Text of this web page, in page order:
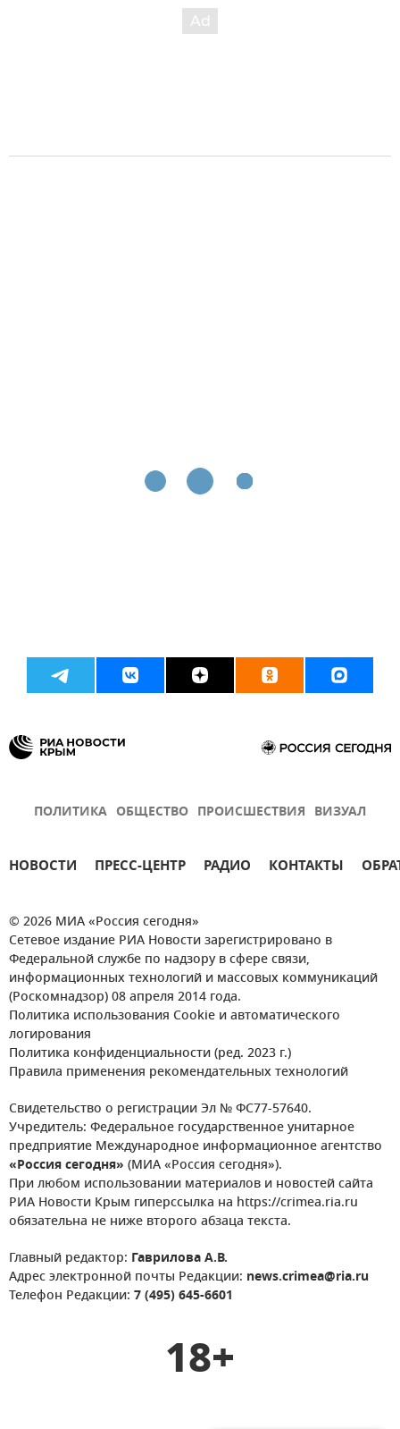
ПОЛИТИКА ОБЩЕСТВО ПРОИСШЕСТВИЯ ВИЗУАЛ
НОВОСТИ ПРЕСС-ЦЕНТР РАДИО КОНТАКТЫ
© 2026 МИА «Россия сегодня»
Сетевое издание РИА Новости зарегистрировано в
Федеральной службе по надзору в сфере связи,
информационных технологий и массовых коммуникаций
(Роскомнадзор) 08 апреля 2014 года.
Политика использования Cookie и автоматического
логирования
Политика конфиденциальности (ред. 2023 г.)
Правила применения рекомендательных технологий
Свидетельство о регистрации Эл № ФС77-57640.
Учредитель: Федеральное государственное унитарное
предприятие Международное информационное агентство
«Россия сегодня» (МИА «Россия сегодня»).
При любом использовании материалов и новостей сайта
РИА Новости Крым гиперссылка на https://crimea.ria.ru
обязательна не ниже второго абзаца текста.
Главный редактор: Гаврилова А.В.
Адрес электронной почты Редакции: news.crimea@ria.ru
Телефон Редакции: 7 (495) 645-6601
18+